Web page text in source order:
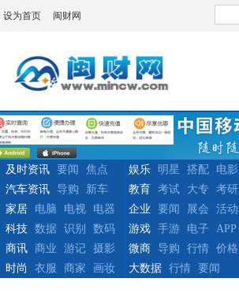
设为首页 闽财网
及时资讯 要闻
焦点
汽车资讯
导购 新车
娱乐 明星 搭配
电影
教育
考试 大专
考研
家居
电脑 电视
电器
科技
数据 识别 数码
企业 要闻 展会
活动
游戏
手游 电子
APP
商讯
商业 游记
摄影
时尚
衣服 商家 画妆
微商 导购 行情
价格
大数据
行情 要闻